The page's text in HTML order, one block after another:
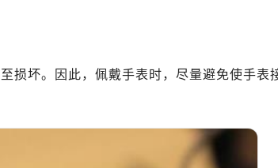
座13层1304室（需提前预约）
）15层1508室（需提前预约）
7层704室（需提前预约）
损坏。因此，佩戴手表时，尽量避免使手表